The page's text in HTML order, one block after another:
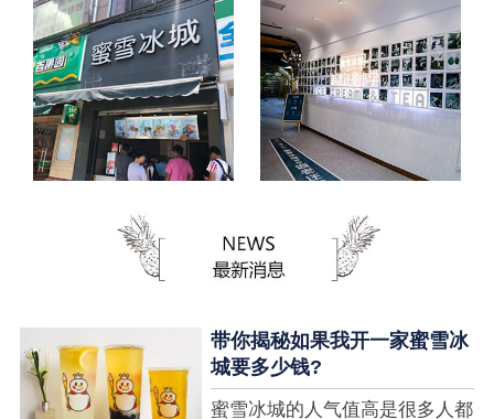
带你揭秘如果我开一家蜜雪冰
城要多少钱?
蜜雪冰城的人气值高是很多人都